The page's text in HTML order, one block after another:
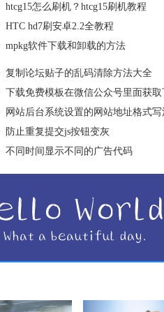
htcg15怎么刷机？htcg15刷机教程
HTC hd7刷安卓2.2全教程
mpkg软件下载和卸载的方法
复制论坛贴子的乱码清除方法大全
下载免费模板在微信公众号里面获
网站后台系统设置的网站地址格式写
防止重复提交js按钮变灰
不同时间显示不同的广告代码